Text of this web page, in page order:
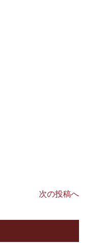
次の投稿へ